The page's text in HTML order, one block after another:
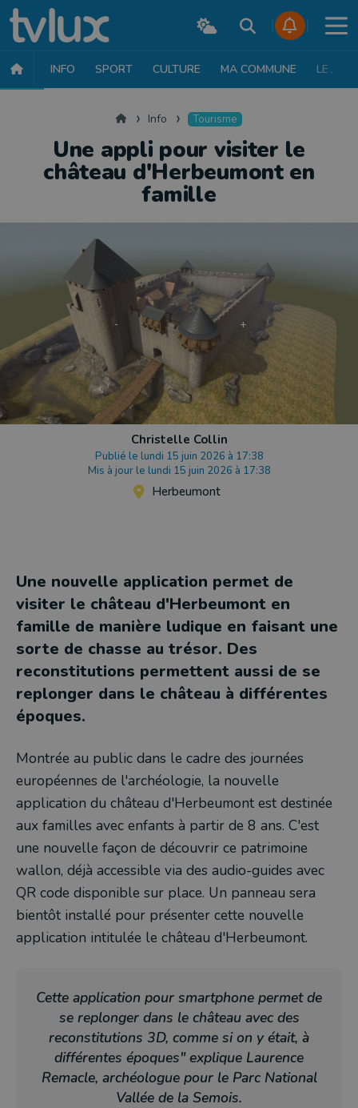
INFO SPORT CULTURE MA COMMUNE LE JT
AccueilInfo Tourisme
Une appli pour visiter le
château d'Herbeumont en
famille
Christelle Collin
Publié le lundi 15 juin 2026 à 17:38
Mis à jour le lundi 15 juin 2026 à 17:38
Herbeumont
Une nouvelle application permet de
visiter le château d'Herbeumont en
famille de manière ludique en faisant une
sorte de chasse au trésor. Des
reconstitutions permettent aussi de se
replonger dans le château à différentes
époques.
Montrée au public dans le cadre des journées
européennes de l'archéologie, la nouvelle
application du château d'Herbeumont est destinée
aux familles avec enfants à partir de 8 ans. C'est
une nouvelle façon de découvrir ce patrimoine
wallon, déjà accessible via des audio-guides avec
QR code disponible sur place. Un panneau sera
bientôt installé pour présenter cette nouvelle
application intitulée le château d'Herbeumont.
Cette application pour smartphone permet de
se replonger dans le château avec des
reconstitutions 3D, comme si on y était, à
différentes époques" explique Laurence
Remacle, archéologue pour le Parc National
Vallée de la Semois.